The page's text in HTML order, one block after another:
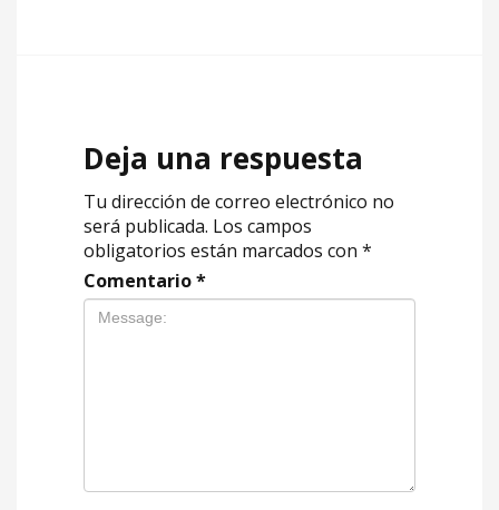
Deja una respuesta
Tu dirección de correo electrónico no
será publicada. Los campos
obligatorios están marcados con *
Comentario*